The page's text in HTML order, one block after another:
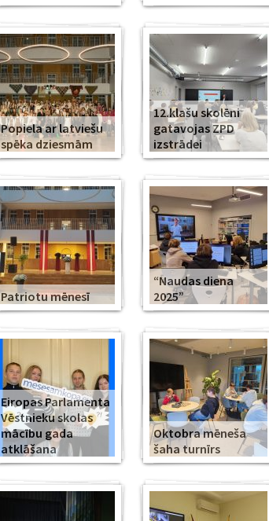
Popiela ar latviešu
spēka dziesmām
12.klašu skolēni
gatavojas ZPD
izstrādei
Patriotu mēnesī
“Naudas diena
2025”
Eiropas Parlamenta
Vēstnieku skolas
mācību gada
atklāšana
Oktobra mēneša
šaha turnīrs